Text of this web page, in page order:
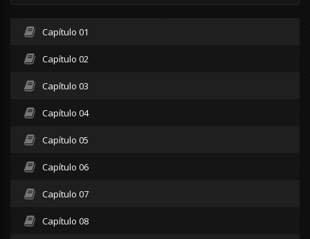
Capítulo 01
Capítulo 02
Capítulo 03
Capítulo 04
Capítulo 05
Capítulo 06
Capítulo 07
Capítulo 08